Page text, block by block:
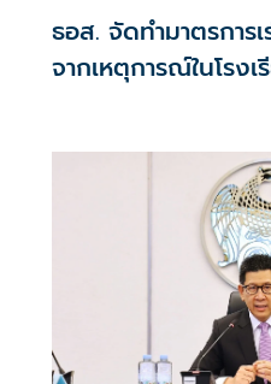
ธอส. จัดทำมาตรการ
จากเหตุการณ์ในโรง